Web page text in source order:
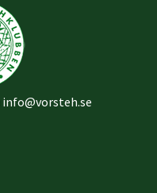
info@vorsteh.se